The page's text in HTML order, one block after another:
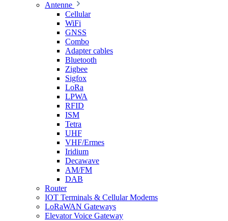
Antenne
Cellular
WiFi
GNSS
Combo
Adapter cables
Bluetooth
Zigbee
Sigfox
LoRa
LPWA
RFID
ISM
Tetra
UHF
VHF/Ermes
Iridium
Decawave
AM/FM
DAB
Router
IOT Terminals & Cellular Modems
LoRaWAN Gateways
Elevator Voice Gateway